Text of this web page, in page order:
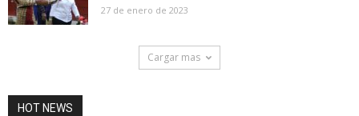
27 de enero de 2023
Cargar mas
HOT NEWS